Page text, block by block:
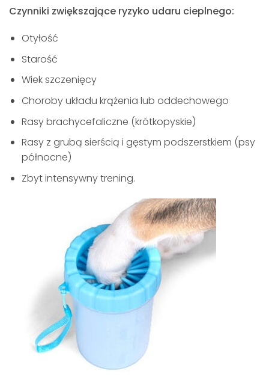
Czynniki zwiększające ryzyko udaru cieplnego:
Otyłość
Starość
Wiek szczenięcy
Choroby układu krążenia lub oddechowego
Rasy brachycefaliczne (krótkopyskie)
Rasy z grubą sierścią i gęstym podszerstkiem (psy
północne)
Zbyt intensywny trening.